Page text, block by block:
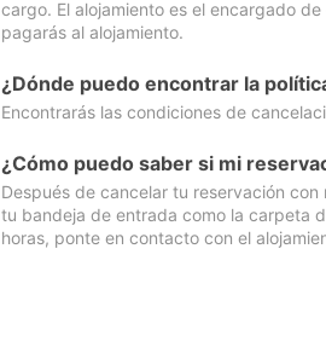
cargo. El alojamiento es el encargado
pagarás al alojamiento.
¿Dónde puedo encontrar la
Encontrarás las condiciones de
¿Cómo puedo saber si mi
Después de cancelar tu reservación
tu bandeja de entrada como la carpeta
horas, ponte en contacto con el